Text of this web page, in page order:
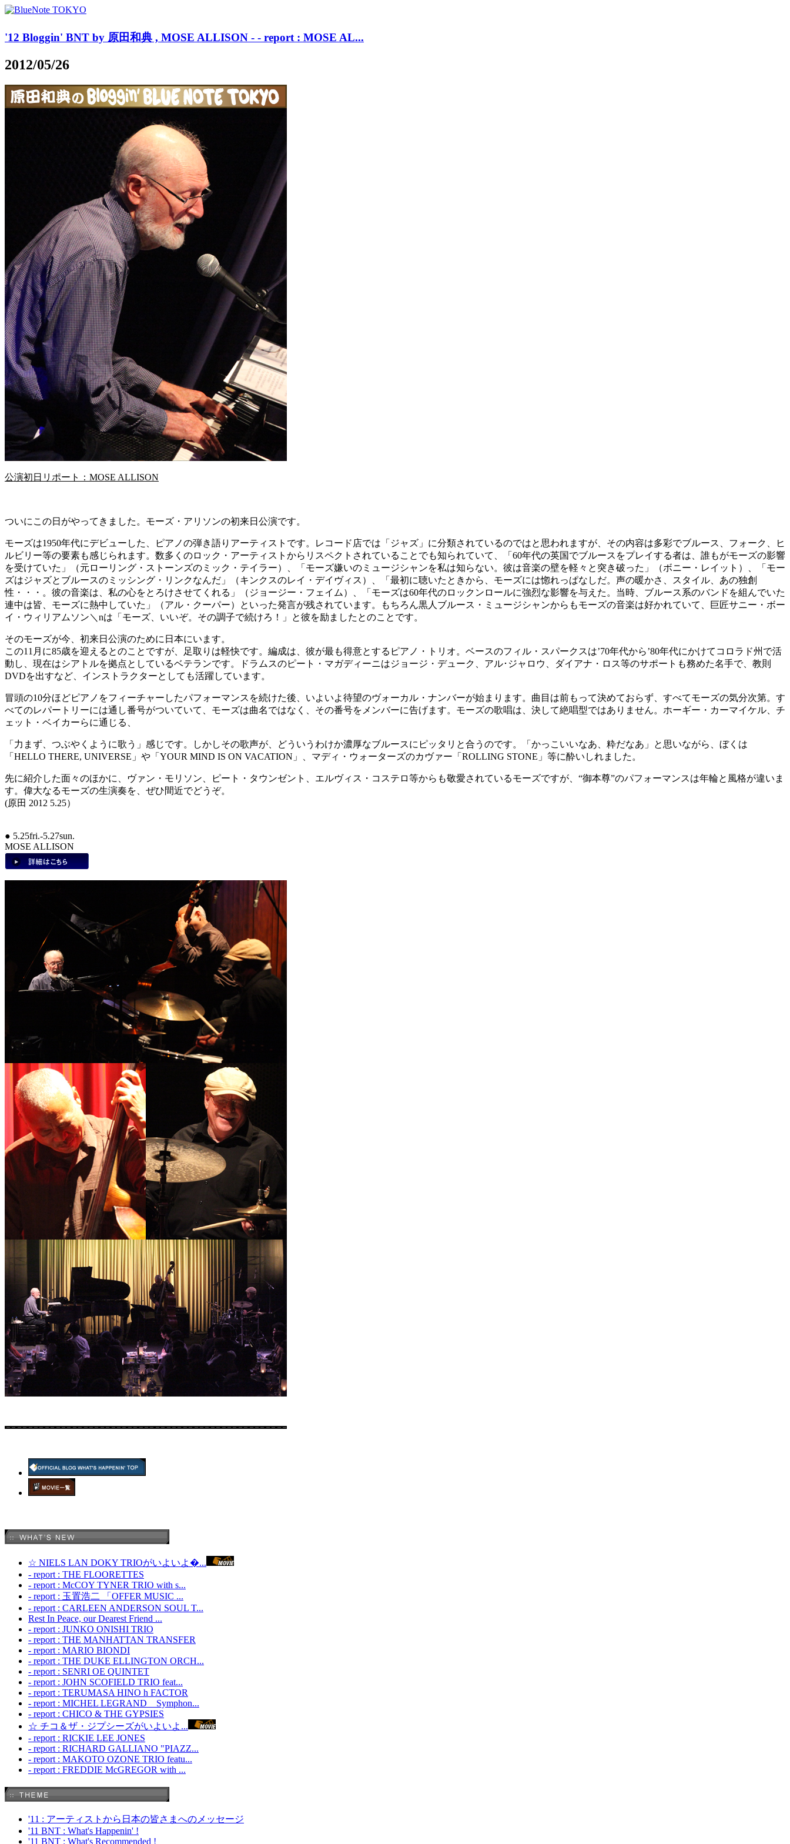
'12 Bloggin' BNT by 原田和典 , MOSE ALLISON - - report : MOSE AL...
2012/05/26
公演初日リポート：MOSE ALLISON
ついにこの日がやってきました。モーズ・アリソンの初来日公演です。
モーズは1950年代にデビューした、ピアノの弾き語りアーティストです。レコード店では「ジャズ」に分類されているのではと思われますが、その内容は多彩でブルース、フォーク、ヒ
ルビリー等の要素も感じられます。数多くのロック・アーティストからリスペクトされていることでも知られていて、「60年代の英国でブルースをプレイする者は、誰もがモーズの影響
を受けていた」（元ローリング・ストーンズのミック・テイラー）、「モーズ嫌いのミュージシャンを私は知らない。彼は音楽の壁を軽々と突き破った」（ボニー・レイット）、「モー
ズはジャズとブルースのミッシング・リンクなんだ」（キンクスのレイ・デイヴィス）、「最初に聴いたときから、モーズには惚れっぱなしだ。声の暖かさ、スタイル、あの独創
性・・・。彼の音楽は、私の心をとろけさせてくれる」（ジョージー・フェイム）、「モーズは60年代のロックンロールに強烈な影響を与えた。当時、ブルース系のバンドを組んでいた
連中は皆、モーズに熱中していた」（アル・クーパー）といった発言が残されています。もちろん黒人ブルース・ミュージシャンからもモーズの音楽は好かれていて、巨匠サニー・ボー
イ・ウィリアムソン＼nは「モーズ、いいぞ。その調子で続けろ！」と彼を励ましたとのことです。
そのモーズが今、初来日公演のために日本にいます。
この11月に85歳を迎えるとのことですが、足取りは軽快です。編成は、彼が最も得意とするピアノ・トリオ。ベースのフィル・スパークスは’70年代から’80年代にかけてコロラド州で活
動し、現在はシアトルを拠点としているベテランです。ドラムスのピート・マガディーニはジョージ・デューク、アル･ジャロウ、ダイアナ・ロス等のサポートも務めた名手で、教則
DVDを出すなど、インストラクターとしても活躍しています。
冒頭の10分ほどピアノをフィーチャーしたパフォーマンスを続けた後、いよいよ待望のヴォーカル・ナンバーが始まります。曲目は前もって決めておらず、すべてモーズの気分次第。す
べてのレパートリーには通し番号がついていて、モーズは曲名ではなく、その番号をメンバーに告げます。モーズの歌唱は、決して絶唱型ではありません。ホーギー・カーマイケル、チ
ェット・ベイカーらに通じる、
「力まず、つぶやくように歌う」感じです。しかしその歌声が、どういうわけか濃厚なブルースにピッタリと合うのです。「かっこいいなあ、粋だなあ」と思いながら、ぼくは
「HELLO THERE, UNIVERSE」や「YOUR MIND IS ON VACATION」、マディ・ウォーターズのカヴァー「ROLLING STONE」等に酔いしれました。
先に紹介した面々のほかに、ヴァン・モリソン、ピート・タウンゼント、エルヴィス・コステロ等からも敬愛されているモーズですが、“御本尊”のパフォーマンスは年輪と風格が違いま
す。偉大なるモーズの生演奏を、ぜひ間近でどうぞ。
(原田 2012 5.25）
● 5.25fri.-5.27sun.
MOSE ALLISON
☆ NIELS LAN DOKY TRIOがいよいよ�...
- report : THE FLOORETTES
- report : McCOY TYNER TRIO with s...
- report : 玉置浩二 「OFFER MUSIC ...
- report : CARLEEN ANDERSON SOUL T...
Rest In Peace, our Dearest Friend ...
- report : JUNKO ONISHI TRIO
- report : THE MANHATTAN TRANSFER
- report : MARIO BIONDI
- report : THE DUKE ELLINGTON ORCH...
- report : SENRI OE QUINTET
- report : JOHN SCOFIELD TRIO feat...
- report : TERUMASA HINO h FACTOR
- report : MICHEL LEGRAND Symphon...
- report : CHICO & THE GYPSIES
☆ チコ＆ザ・ジプシーズがいよいよ...
- report : RICKIE LEE JONES
- report : RICHARD GALLIANO "PIAZZ...
- report : MAKOTO OZONE TRIO featu...
- report : FREDDIE McGREGOR with ...
'11 : アーティストから日本の皆さまへのメッセージ
'11 BNT : What's Happenin' !
'11 BNT : What's Recommended !